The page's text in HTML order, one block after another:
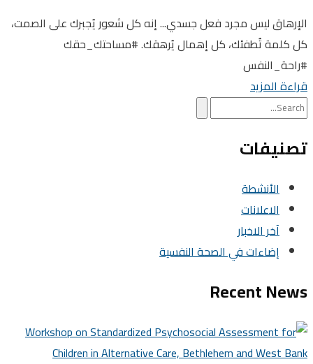
الإرهاق ليس مجرد فعل جسدي... إنه كل شعور يُجبرك على الصمت،
كل كلمة تُطفئك، كل إهمال يُرهقك. #مساحتك_حقك
#راحة_النفس
قراءة المزيد
تصنيفات
الأنشطة
الاعلانات
آخر الاخبار
إضاءات في الصحة النفسية
Recent News